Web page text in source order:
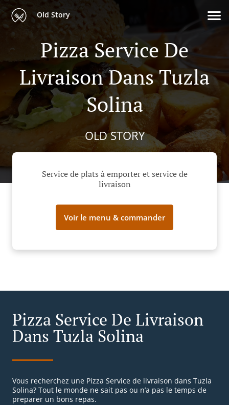
Old Story
Pizza Service De
Livraison Dans Tuzla
Solina
OLD STORY
Service de plats à emporter et service de
livraison
Voir le menu & commander
Pizza Service De Livraison
Dans Tuzla Solina
Vous recherchez une Pizza Service de livraison dans Tuzla
Solina? Tout le monde ne sait pas ou n’a pas le temps de
preparer un bons repas.